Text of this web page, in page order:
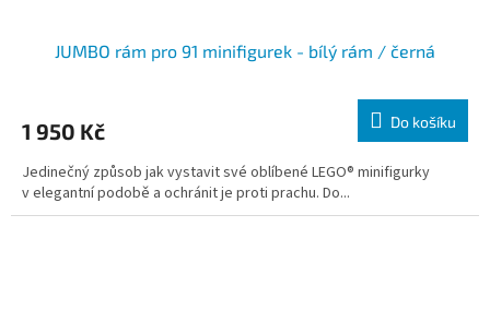
JUMBO rám pro 91 minifigurek - bílý rám / černá
1 950 Kč Do košíku
Jedinečný způsob jak vystavit své oblíbené LEGO® minifigurky
v elegantní podobě a ochránit je proti prachu. Do...